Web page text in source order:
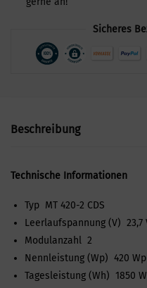
Sicheres
Beschreibung
Technische Informationen
Typ MT 420-2 CDS
Leerlaufspannung (V) 23,7
Modulanzahl 2
Nennleistung (Wp) 420 Wp
Tagesleistung (Wh) 1850